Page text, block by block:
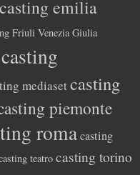
casting emilia
Friuli Venezia Giulia
casting
mediasetcasting
piemonte
roma casting
teatro casting torino